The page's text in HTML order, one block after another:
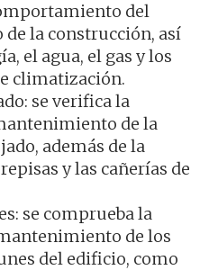
del
la construcción, así
el agua, el gas y los
climatización.
se verifica la
de la
además de la
y las cañerías de
se comprueba la
de los
del edificio, como